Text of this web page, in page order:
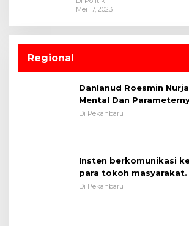
Mei 17, 2023
Regional
Danlanud Roesmin
Mental Dan
Melaksanakan ✈
Di Pekanbaru
Insten berkomunikasi
para tokoh masyarakat.
System OMP LK ²024
Di Pekanbaru